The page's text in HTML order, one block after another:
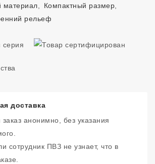
материал Компактный размер
рельеф
доставка
заказ анонимно, без указания
сотрудник ПВЗ не узнает, что в